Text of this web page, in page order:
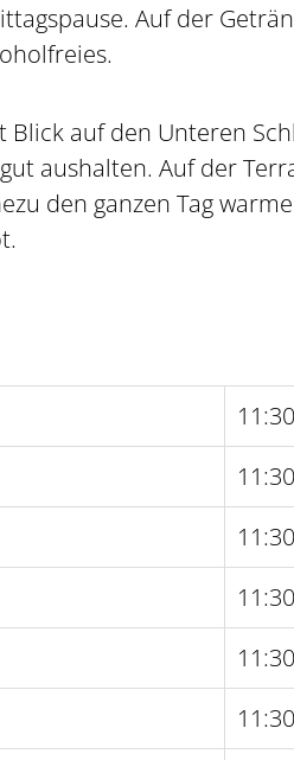
Auf der
Blick auf den Unteren
aushalten. Auf der
den ganzen Tag